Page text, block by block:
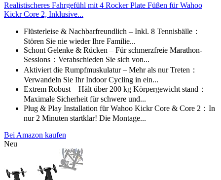
Realistischeres Fahrgefühl mit 4 Rocker Plate Füßen für Wahoo
Kickr Core 2, Inklusive...
Flüsterleise & Nachbarfreundlich – Inkl. 8 Tennisbälle：
Stören Sie nie wieder Ihre Familie...
Schont Gelenke & Rücken – Für schmerzfreie Marathon-
Sessions：Verabschieden Sie sich von...
Aktiviert die Rumpfmuskulatur – Mehr als nur Treten：
Verwandeln Sie Ihr Indoor Cycling in ein...
Extrem Robust – Hält über 200 kg Körpergewicht stand：
Maximale Sicherheit für schwere und...
Plug & Play Installation für Wahoo Kickr Core & Core 2：In
nur 2 Minuten startklar! Die Montage...
Bei Amazon kaufen
Neu